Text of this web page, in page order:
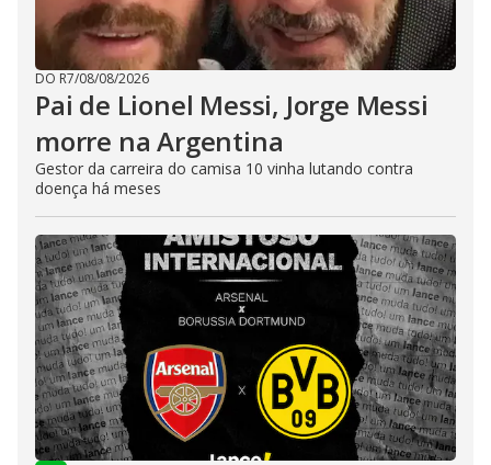
DO R7/08/08/2026
Pai de Lionel Messi, Jorge Messi
morre na Argentina
Gestor da carreira do camisa 10 vinha lutando contra
doença há meses